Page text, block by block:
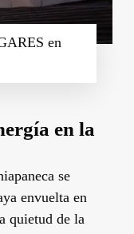
en
en la
se
envuelta en
quietud de la